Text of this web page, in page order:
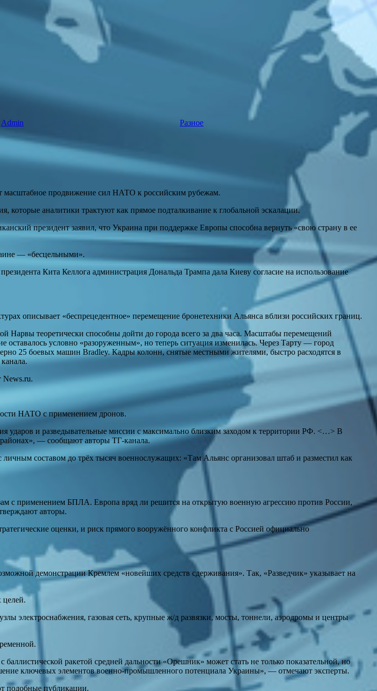
Admin Разное
масштабное продвижение сил НАТО к российским рубежам.
которые аналитики трактуют как прямое подталкивание к глобальной эскалации.
президент заявил, что Украина при поддержке Европы способна вернуть «свою страну в ее
— «бесцельными».
Кита Келлога администрация Дональда Трампа дала Киеву согласие на использование
описывает «беспрецедентное» перемещение бронетехники Альянса вблизи российских границ.
Нарвы теоретически способны дойти до города всего за два часа. Масштабы перемещений
условно «разоруженным», но теперь ситуация изменилась. Через Тарту — город
25 боевых машин Bradley. Кадры колонн, снятые местными жителями, быстро расходятся в
News.ru.
НАТО с применением дронов.
и разведывательные миссии с максимально близким заходом к территории РФ. <…> В
районах», — сообщают авторы ТГ-канала.
составом до трёх тысяч военнослужащих: «Там Альянс организовал штаб и разместил как
с применением БПЛА. Европа вряд ли решится на открытую военную агрессию против России,
авторы.
оценки, и риск прямого вооружённого конфликта с Россией официально
демонстрации Кремлем «новейших средств сдерживания». Так, «Разведчик» указывает на
целей.
электроснабжения, газовая сеть, крупные ж/д развязки, мосты, тоннели, аэродромы и центры
ракетой средней дальности «Орешник» может стать не только показательной, но
ключевых элементов военно-промышленного потенциала Украины», — отмечают эксперты.
подобные публикации.